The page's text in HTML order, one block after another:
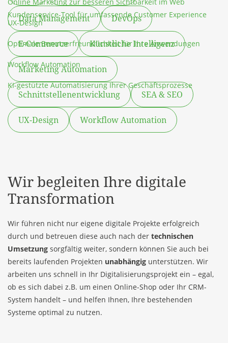
UX-Design
Optimale Benutzerfreundlichkeit für Ihre Anwendungen
Workflow Automation
KI-gestützte Automatisierung Ihrer Geschäftsprozesse
Kundenservice-Tool für umfassende Customer Experience
Data Management DevOps
E-Commerce Künstliche Intelligenz
Marketing Automation
Schnittstellenentwicklung SEA & SEO
UX-Design Workflow Automation
Wir begleiten Ihre digitale
Transformation
Wir führen nicht nur eigene digitale Projekte erfolgreich
durch und betreuen diese auch nach der technischen
Umsetzung sorgfältig weiter, sondern können Sie auch bei
bereits laufenden Projekten unabhängig unterstützen. Wir
arbeiten uns schnell in Ihr Digitalisierungsprojekt ein – egal,
ob es sich dabei z.B. um einen Online-Shop oder Ihr CRM-
System handelt – und helfen Ihnen, Ihre bestehenden
Systeme optimal zu nutzen.